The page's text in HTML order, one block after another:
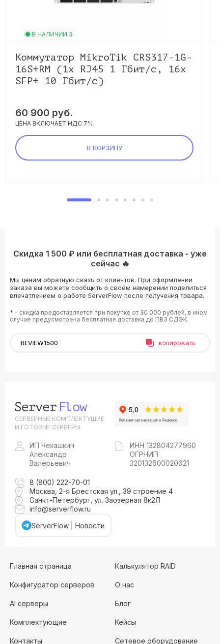
В НАЛИЧИИ 3
Коммутатор MikroTik CRS317-1G-
16S+RM (1x RJ45 1 Гбит/с, 16x
SFP+ 10 Гбит/с)
60 900 руб.
ЦЕНА ВКЛЮЧАЕТ НДС 7%
В КОРЗИНУ
Скидка 1 500 ₽ или бесплатная доставка - уже
сейчас 🔥
Мы ценим обратную связь от клиентов. При оформлении
заказа вы можете сообщить о своём намерении поделиться
впечатлением о работе ServerFlow после получения товара.
* - скидка предоставляется при покупке от 30 000 рублей, в ином
случае предусмотрена бесплатная доставка до ПВЗ СДЭК.
копировать
СЕРВЕРНЫЕ КОМПЛЕКТУЩИЕ
И ГОТОВЫЕ СЕРВЕРЫ
ИП Чекашкин
Александр
Валерьевич
ИНН 132804277960
ОГРНИП
320132600020621
8 (800) 222-70-01
Москва, 2-я Брестская ул., 39 строение 4
Санкт-Петербург, ул. Заозерная 8к2Л
info@serverflow.ru
ServerFlow | Новости
Главная страница Калькулятор RAID
Конфигуратор серверов О нас
AI серверы Блог
Комплектующие Кейсы
Контакты Сетевое оборудование